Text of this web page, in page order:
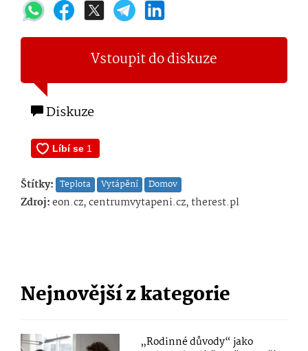
Vstoupit do diskuze
Diskuze
Štítky: Teplota Vytápění Domov
Zdroj:eon.cz, centrumvytapeni.cz, therest.pl
Nejnovější z kategorie
„Rodinné důvody“ jako